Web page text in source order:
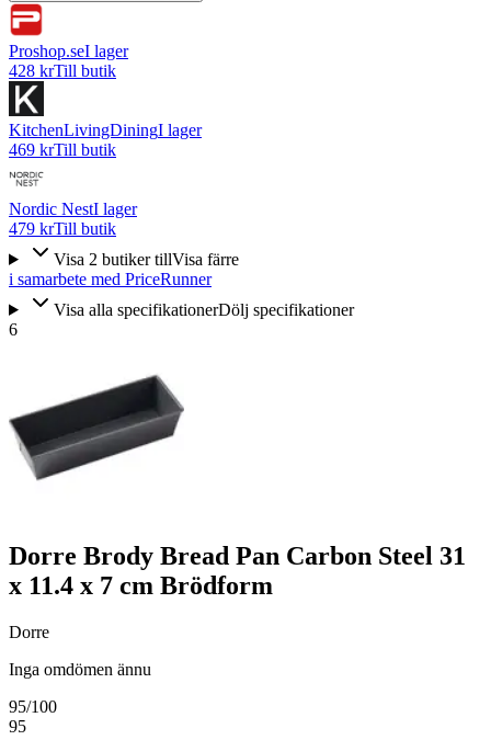
Proshop.seI lager
428 krTill butik
KitchenLivingDiningI lager
469 krTill butik
Nordic NestI lager
479 krTill butik
Visa 2 butiker tillVisa färre
i samarbete med PriceRunner
Visa alla specifikationerDölj specifikationer
6
Dorre Brody Bread Pan Carbon Steel 31
x 11.4 x 7 cm Brödform
Dorre
Inga omdömen ännu
95/100
95